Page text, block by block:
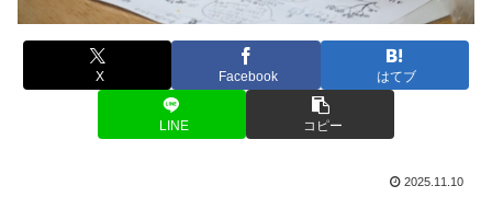
X Facebook はてブ
LINE コピー
2025.11.10